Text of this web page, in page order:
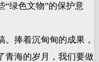
“绿色文物”的保护意
捧着沉甸甸的成果，
青海的岁月，我们要做